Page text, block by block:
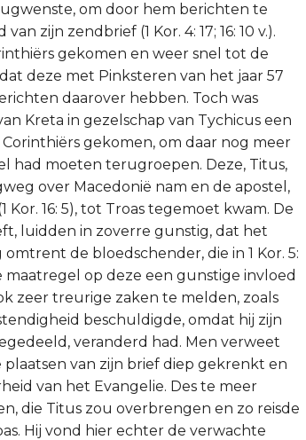
om door hem berichten te
zijn zendbrief (1 Kor. 4: 17; 16: 10 v.).
gekomen en weer snel tot de
deze met Pinksteren van het jaar 57
daarover hebben. Toch was
Kreta in gezelschap van Tychicus een
gekomen, om daar nog meer
had moeten terugroepen. Deze, Titus,
over Macedonië nam en de apostel,
16: 5), tot Troas tegemoet kwam. De
luidden in zoverre gunstig, dat het
de bloedschender, die in 1 Kor. 5:
op deze een gunstige invloed
zeer treurige zaken te melden, zoals
beschuldigde, omdat hij zijn
veranderd had. Men verweet
van zijn brief diep gekrenkt en
van het Evangelie. Des te meer
die Titus zou overbrengen en zo reisde
Hij vond hier echter de verwachte